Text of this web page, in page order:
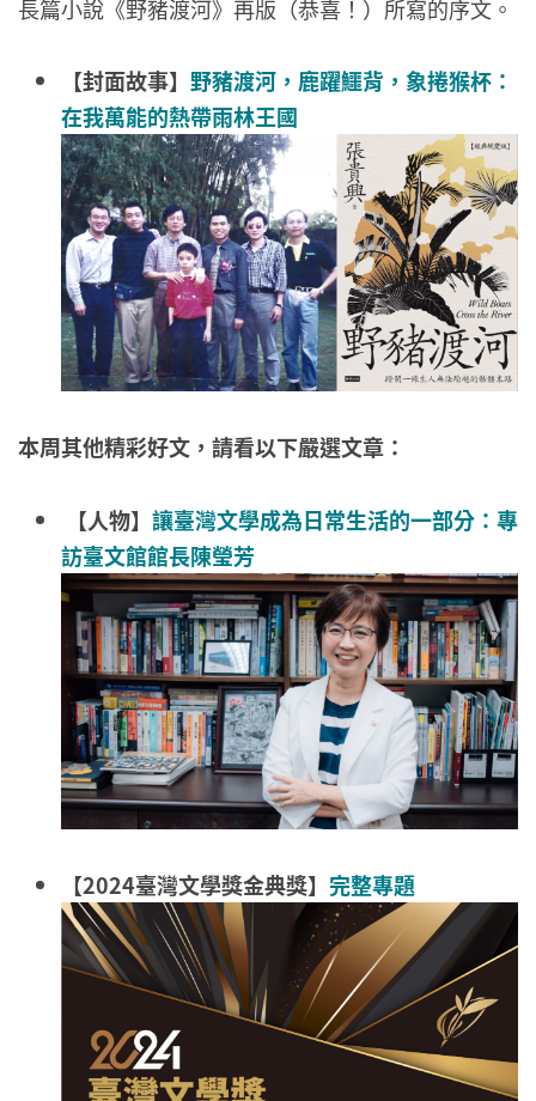
長篇小說《野豬渡河》再版（恭喜！）所寫的序文。
【封面故事】 野豬渡河，鹿躍鱷背，象捲猴杯：
在我萬能的熱帶雨林王國
本周其他精彩好文，請看以下嚴選文章：
【人物】 讓臺灣文學成為日常生活的一部分：專
訪臺文館館長陳瑩芳
【2024臺灣文學獎金典獎】 完整專題